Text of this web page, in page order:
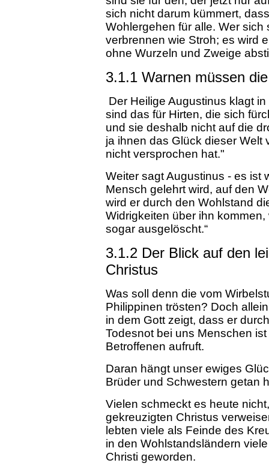
sich nicht darum kümmert,
Wohlergehen für alle. Wer
verbrennen wie Stroh; es wird
ohne Wurzeln und Zweige
3.1.1 Warnen müssen
Der Heilige Augustinus klagt
sind das für Hirten, die sich
und sie deshalb nicht auf die
ja ihnen das Glück dieser Welt
nicht versprochen hat."
Weiter sagt Augustinus - es ist
Mensch gelehrt wird, auf den
wird er durch den Wohlstand
Widrigkeiten über ihn
sogar ausgelöscht.“
3.1.2 Der Blick auf den
Christus
Was soll denn die vom
Philippinen trösten? Doch
in dem Gott zeigt, dass er
Todesnot bei uns Menschen
Betroffenen aufruft.
Daran hängt unser ewiges
Brüder und Schwestern getan
Vielen schmeckt es heute
gekreuzigten Christus
lebten viele als Feinde des
in den Wohlstandsländern
Christi geworden.